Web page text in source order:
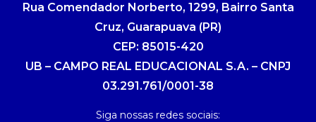
Rua Comendador Norberto, 1299, Bairro Santa
Cruz, Guarapuava (PR)
CEP: 85015-420
UB – CAMPO REAL EDUCACIONAL S.A. – CNPJ
03.291.761/0001-38
Siga nossas redes sociais: